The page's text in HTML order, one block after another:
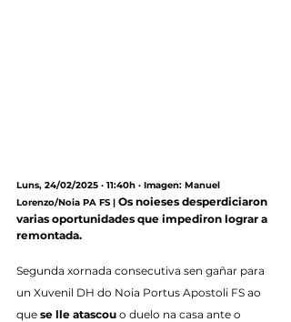
Luns, 24/02/2025 · 11:40h · Imagen: Manuel
Lorenzo/Noia PA FS | Os noieses desperdiciaron
varias oportunidades que impediron lograr a
remontada.
Segunda xornada consecutiva sen gañar para
un Xuvenil DH do Noia Portus Apostoli FS ao
que se lle atascou o duelo na casa ante o